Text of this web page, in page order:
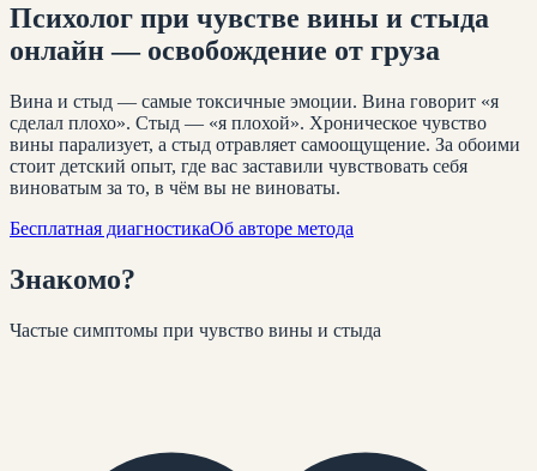
Психолог при чувстве вины и стыда
онлайн — освобождение от груза
Вина и стыд — самые токсичные эмоции. Вина говорит «я
сделал плохо». Стыд — «я плохой». Хроническое чувство
вины парализует, а стыд отравляет самоощущение. За обоими
стоит детский опыт, где вас заставили чувствовать себя
виноватым за то, в чём вы не виноваты.
Бесплатная диагностикаОб авторе метода
Знакомо?
Частые симптомы при чувство вины и стыда